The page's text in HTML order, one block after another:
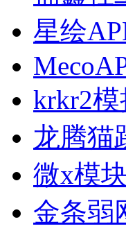
星绘
krkr2模
龙腾猫
微x模
金条弱